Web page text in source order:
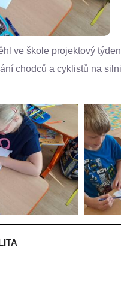
ve škole projektový
chodců a cyklistů na